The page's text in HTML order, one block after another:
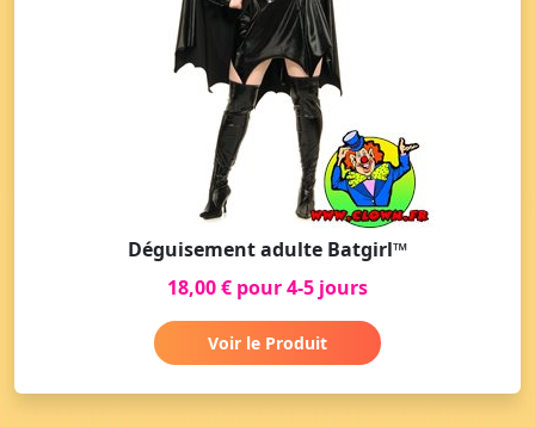
Déguisement adulte Batgirl™
18,00 € pour 4-5 jours
Voir le Produit